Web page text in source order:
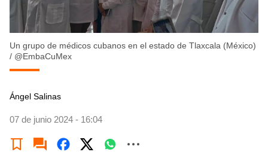
Un grupo de médicos cubanos en el estado de Tlaxcala (México)
/ @EmbaCuMex
Ángel Salinas
07 de junio 2024 - 16:04